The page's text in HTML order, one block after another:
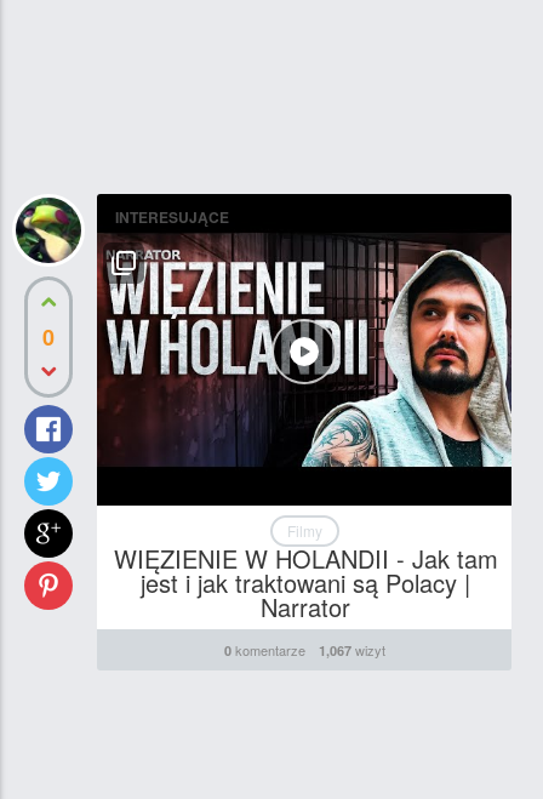
0
INTERESUJĄCE
Filmy
WIĘZIENIE W HOLANDII - Jak tam
jest i jak traktowani są Polacy |
Narrator
0komentarze 1,067wizyt